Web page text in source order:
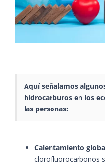
Aquí señalamos
hidrocarburos en los
las personas:
Calentamiento
clorofluorocarbonos